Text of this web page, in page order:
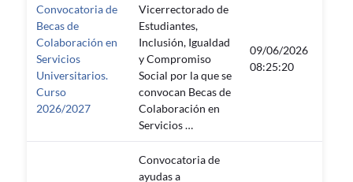
Convocatoria de
Becas de
Colaboración en
Servicios
Universitarios.
Curso
2026/2027
Vicerrectorado de
Estudiantes,
Inclusión, Igualdad
y Compromiso
Social por la que se
convocan Becas de
Colaboración en
Servicios …
09/06/2026
08:25:20
Convocatoria de
ayudas a